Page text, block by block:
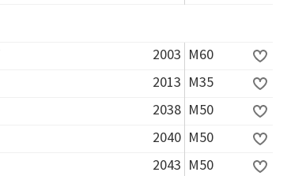
2003 M60
2013 M35
2038 M50
2040 M50
2043 M50